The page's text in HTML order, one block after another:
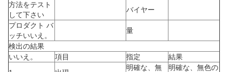
方法をテスト
して下さい
バイヤー
プロダクト バ
ッチいいえ。
量
検出の結果
いいえ。
項目 指定
結果
明確な、無 明確な、無色の